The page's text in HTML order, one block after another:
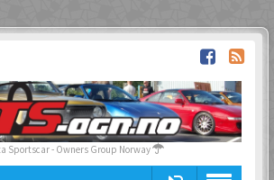
Sportscar - Owners Group Norway